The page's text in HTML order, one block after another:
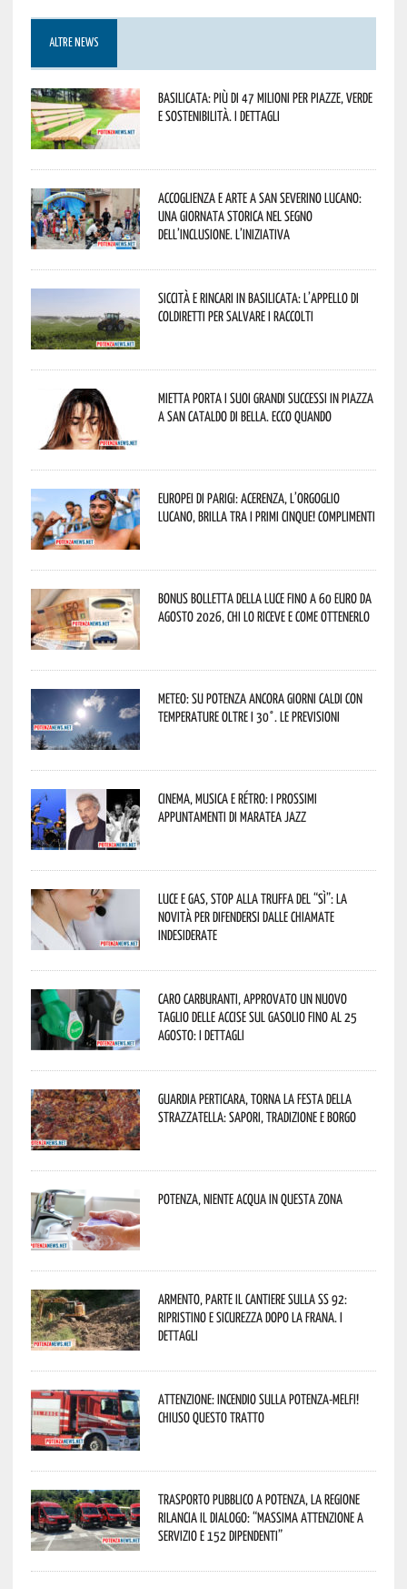
ALTRE NEWS
Basilicata: più di 47 milioni per piazze, verde
e sostenibilità. I dettagli
Accoglienza e arte a San Severino Lucano:
una giornata storica nel segno
dell’inclusione. L’iniziativa
Siccità e rincari in Basilicata: l’appello di
Coldiretti per salvare i raccolti
Mietta porta i suoi grandi successi in piazza
a San Cataldo di Bella. Ecco quando
Europei di Parigi: Acerenza, l’orgoglio
lucano, brilla tra i primi cinque! Complimenti
Bonus bolletta della luce fino a 60 euro da
agosto 2026, chi lo riceve e come ottenerlo
Meteo: su Potenza ancora giorni caldi con
temperature oltre i 30°. Le previsioni
Cinema, musica e rétro: i prossimi
appuntamenti di Maratea Jazz
Luce e gas, stop alla truffa del “Sì”: la
novità per difendersi dalle chiamate
indesiderate
Caro carburanti, approvato un nuovo
taglio delle accise sul gasolio fino al 25
agosto: i dettagli
Guardia Perticara, torna la Festa della
Strazzatella: sapori, tradizione e borgo
Potenza, niente acqua in questa zona
Armento, parte il cantiere sulla SS 92:
ripristino e sicurezza dopo la frana. I
dettagli
Attenzione: incendio sulla Potenza-Melfi!
Chiuso questo tratto
Trasporto pubblico a Potenza, la Regione
rilancia il dialogo: “Massima attenzione a
servizio e 152 dipendenti”